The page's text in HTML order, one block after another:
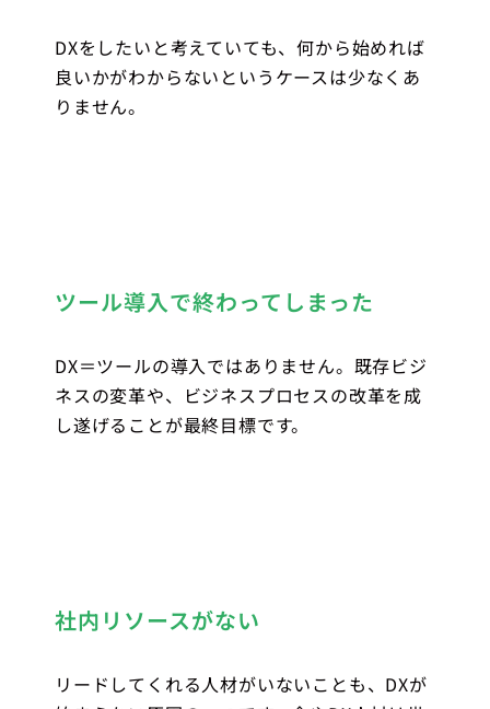
リードしてくれる人材がいないことも、DXが
社内リソースがない
DX＝ツールの導入ではありません。既存ビジ
ネスの変革や、ビジネスプロセスの改革を成
し遂げることが最終目標です。
ツール導入で終わってしまった
DXをしたいと考えていても、何から始めれば
良いかがわからないというケースは少なくあ
りません。